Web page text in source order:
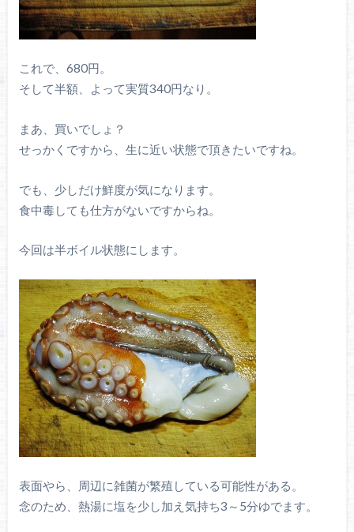
これで、680円。
そして半額、よって実質340円なり。
まあ、買いでしょ？
せっかくですから、生に近い状態で頂きたいですね。
でも、少しだけ鮮度が気になります。
食中毒しても仕方がないですからね。
今回は半ボイル状態にします。
表面やら、周辺に雑菌が繁殖している可能性がある。
念のため、熱湯に塩を少し加え気持ち3～5分ゆでます。